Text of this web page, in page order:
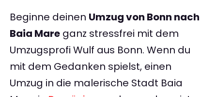
Beginne deinen Umzug von Bonn nach
Baia Mare ganz stressfrei mit dem
Umzugsprofi Wulf aus Bonn. Wenn du
mit dem Gedanken spielst, einen
Umzug in die malerische Stadt Baia